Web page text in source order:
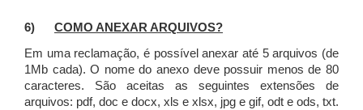
6) COMO ANEXAR ARQUIVOS?
Em uma reclamação, é possível anexar até 5 arquivos (de
1Mb cada). O nome do anexo deve possuir menos de 80
caracteres. São aceitas as seguintes extensões de
arquivos: pdf, doc e docx, xls e xlsx, jpg e gif, odt e ods, txt.